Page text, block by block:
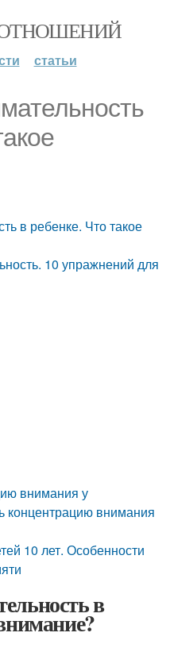
статьи
в ребенке. Что такое
10 упражнений для
внимания у
концентрацию внимания
10 лет. Особенности
в